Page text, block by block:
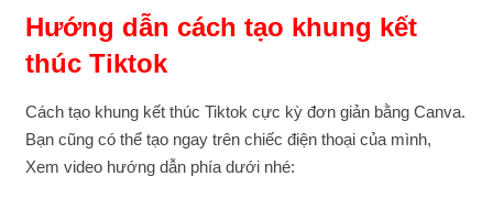
Hướng dẫn cách tạo khung kết
thúc Tiktok
Cách tạo khung kết thúc Tiktok cực kỳ đơn giản bằng Canva.
Bạn cũng có thể tạo ngay trên chiếc điện thoại của mình,
Xem video hướng dẫn phía dưới nhé: